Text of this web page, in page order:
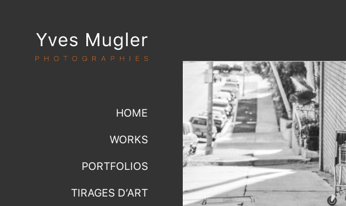
HOME
WORKS
PORTFOLIOS
TIRAGES D’ART